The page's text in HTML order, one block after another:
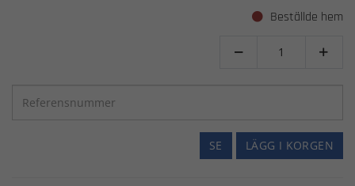
Beställde hem
 
LÄGG I KORGEN
SE